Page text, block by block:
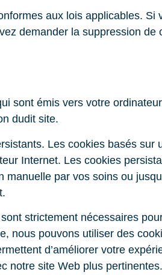
aux lois applicables.
demander la suppression
sont émis vers votre
dudit site.
Les cookies basés sur
Internet. Les cookies
manuelle par vos soins ou
strictement nécessaires
nous pouvons utiliser des
d’améliorer votre
site Web plus